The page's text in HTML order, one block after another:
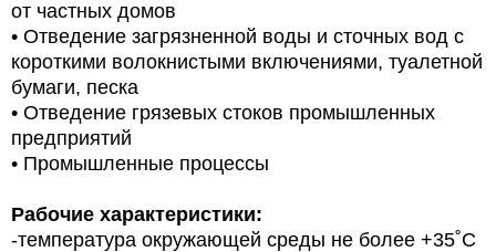
от частных домов
• Отведение загрязненной воды и сточных вод с
короткими волокнистыми включениями, туалетной
бумаги, песка
• Отведение грязевых стоков промышленных
предприятий
• Промышленные процессы
Рабочие характеристики:
-температура окружающей среды не более +35˚С